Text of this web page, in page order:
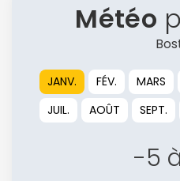
Météo
JANV. FÉV. MARS
JUIL.
AOÛT SEPT.
-5